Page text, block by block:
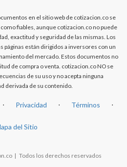
en el sitio web de cotizacion.co se
fiables, aunque cotizacion.co no puede
exactitud y seguridad de las mismas. Los
páginas están dirigidos a inversores con un
del mercado. Estos documentos no
de compra o venta. cotizacion.co NO se
de su uso y no acepta ninguna
derivada de su contenido.
⋅ Privacidad ⋅ Términos ⋅
del Sitio
| Todos los derechos reservados